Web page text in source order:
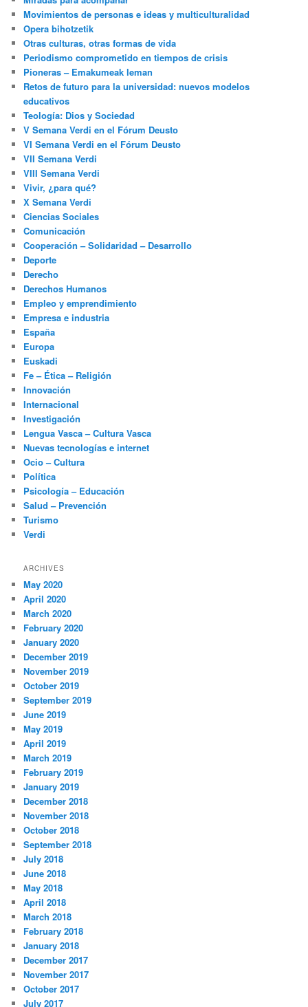
Movimientos de personas e ideas y multiculturalidad
Opera bihotzetik
Otras culturas, otras formas de vida
Periodismo comprometido en tiempos de crisis
Pioneras – Emakumeak leman
Retos de futuro para la universidad: nuevos modelos
educativos
Teología: Dios y Sociedad
V Semana Verdi en el Fórum Deusto
VI Semana Verdi en el Fórum Deusto
VII Semana Verdi
VIII Semana Verdi
Vivir, ¿para qué?
X Semana Verdi
Ciencias Sociales
Comunicación
Cooperación – Solidaridad – Desarrollo
Deporte
Derecho
Derechos Humanos
Empleo y emprendimiento
Empresa e industria
España
Europa
Euskadi
Fe – Ética – Religión
Innovación
Internacional
Investigación
Lengua Vasca – Cultura Vasca
Nuevas tecnologías e internet
Ocio – Cultura
Política
Psicología – Educación
Salud – Prevención
Turismo
Verdi
ARCHIVES
May 2020
April 2020
March 2020
February 2020
January 2020
December 2019
November 2019
October 2019
September 2019
June 2019
May 2019
April 2019
March 2019
February 2019
January 2019
December 2018
November 2018
October 2018
September 2018
July 2018
June 2018
May 2018
April 2018
March 2018
February 2018
January 2018
December 2017
November 2017
October 2017
July 2017